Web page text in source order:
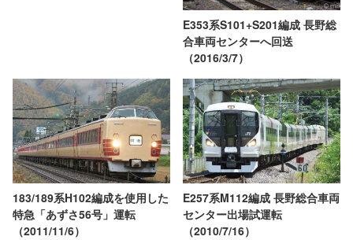
E353系S101+S201編成 長野総
合車両センターへ回送
（2016/3/7）
183/189系H102編成を使用した
特急「あずさ56号」運転
（2011/11/6）
E257系M112編成 長野総合車両
センター出場試運転
（2010/7/16）